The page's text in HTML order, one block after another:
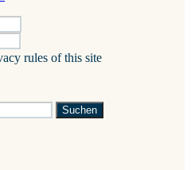
rules of this site
Suchen